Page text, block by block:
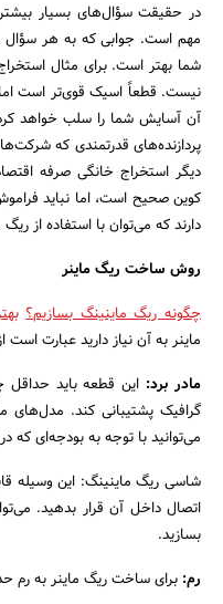
در حقیقت سؤال‌های بسیار
مهم است. جوابی که به هر
شما بهتر است. برای مثال
نیست. قطعاً اسیک قوی‌تر است
آن آسایش شما را سلب خواهد کرد.
پردازنده‌های قدرتمندی که
دیگر استخراج خانگی صرفه
کوین صحیح است، اما نباید
دارند که می‌توان با استفاده از
روش ساخت ریگ ماینر
چگونه ریگ ماینینگ بسازیم؟
ماینر به آن نیاز دارید عبارت است
مادر برد:
گرافیک پشتیبانی کند. مدل‌های
می‌توانید با توجه به بودجه‌ای که
شاسی ریگ ماینینگ: این وسیله
اتصال داخل آن قرار بدهید.
بسازید.
رم: برای ساخت ریگ ماینر به رم حداقل ۴ گیگابایتی